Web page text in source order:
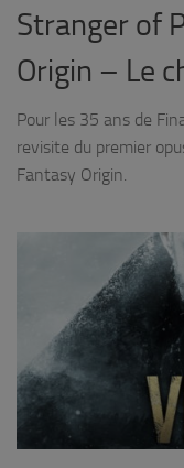
Stranger of
Origin – Le
Pour les 35 ans de
revisite du premier
Fantasy Origin.